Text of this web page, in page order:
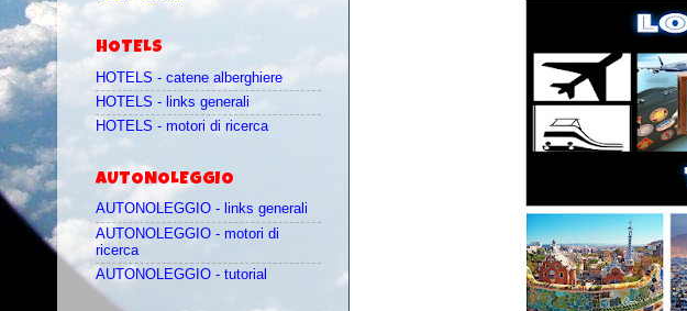
HOTELS
HOTELS - catene alberghiere
HOTELS - links generali
HOTELS - motori di ricerca
AUTONOLEGGIO
AUTONOLEGGIO - links generali
AUTONOLEGGIO - motori di
ricerca
AUTONOLEGGIO - tutorial